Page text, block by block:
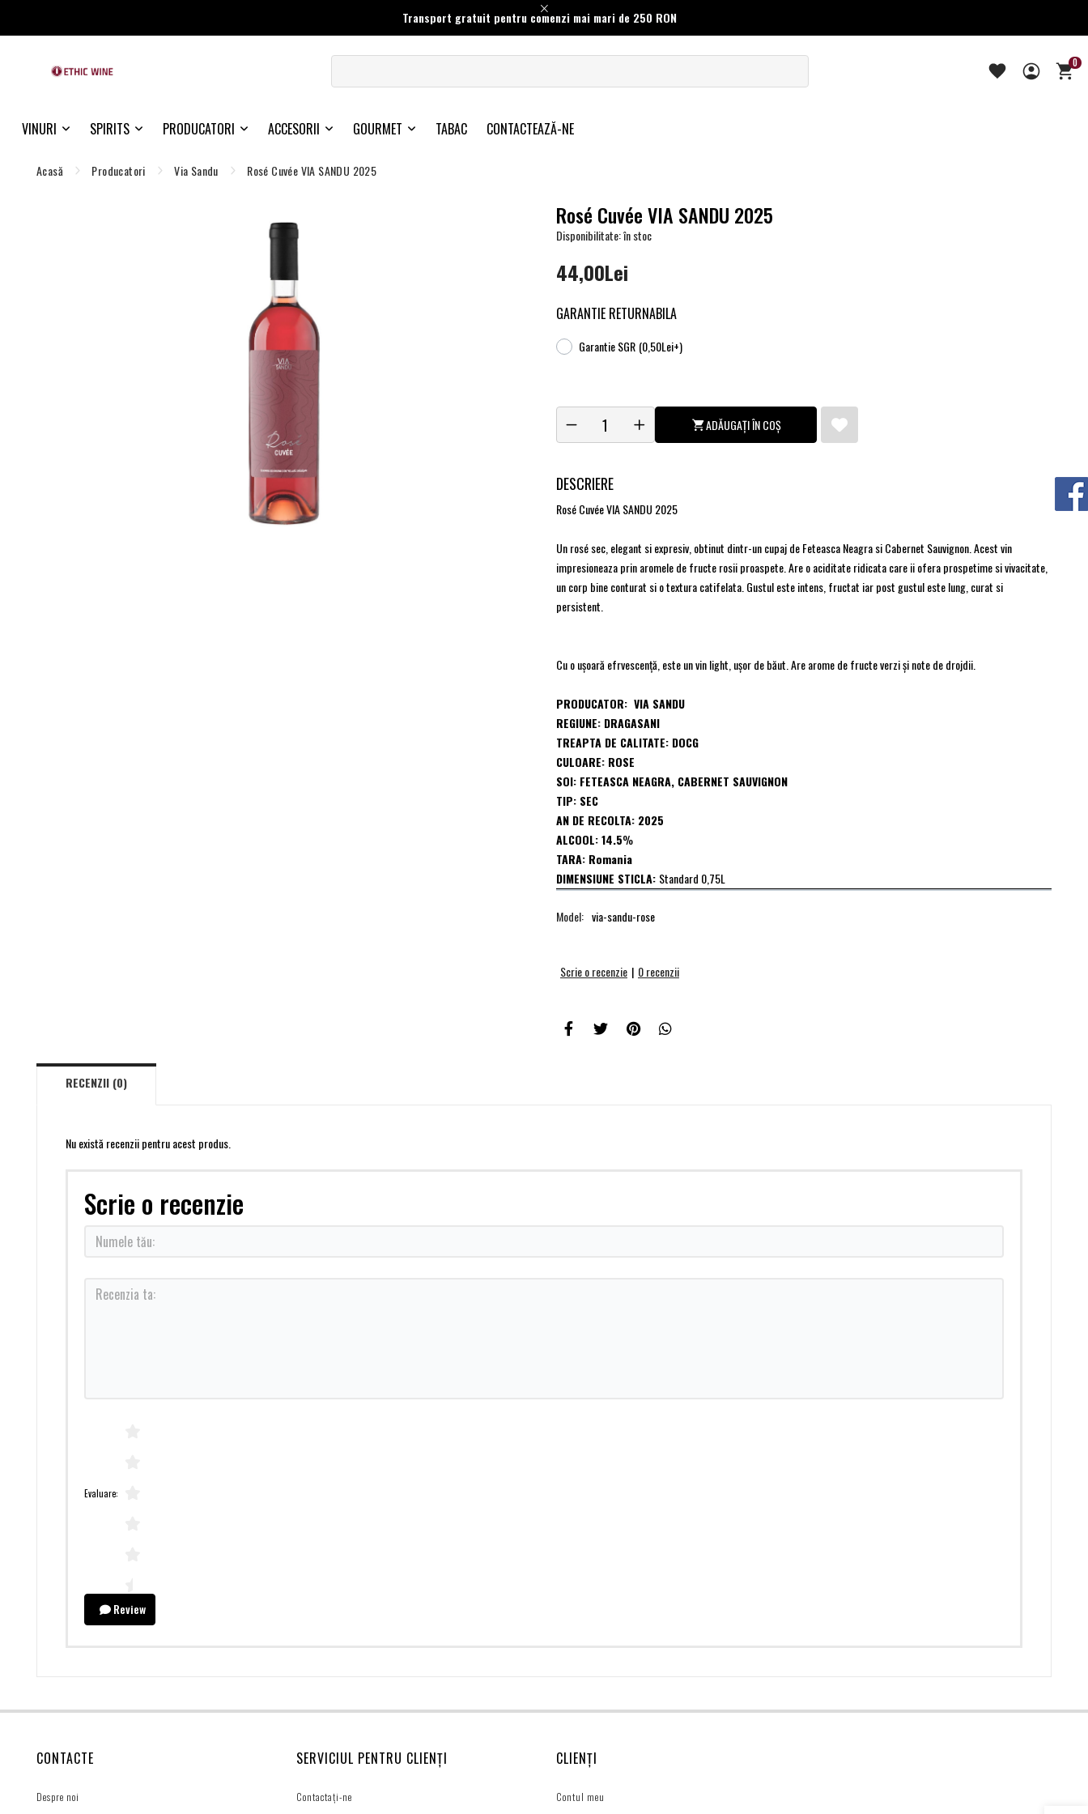
Transport gratuit pentru comenzi mai mari de 250 RON
0
VINURI SPIRITS PRODUCATORI ACCESORII GOURMET TABAC CONTACTEAZĂ-NE
Acasă Producatori Via Sandu Rosé Cuvée VIA SANDU 2025
Rosé Cuvée VIA SANDU 2025
Disponibilitate: în stoc
44,00Lei
GARANTIE RETURNABILA
Garantie SGR (0,50Lei+)
ADĂUGAȚI ÎN COȘ
DESCRIERE
Rosé Cuvée VIA SANDU 2025
Un rosé sec, elegant si expresiv, obtinut dintr-un cupaj de Feteasca Neagra si Cabernet Sauvignon. Acest vin
impresioneaza prin aromele de fructe rosii proaspete. Are o aciditate ridicata care ii ofera prospetime si vivacitate,
un corp bine conturat si o textura catifelata. Gustul este intens, fructat iar post gustul este lung, curat si
persistent.
Cu o ușoară efrvescență, este un vin light, ușor de băut. Are arome de fructe verzi și note de drojdii.
PRODUCATOR: VIA SANDU
REGIUNE: DRAGASANI
TREAPTA DE CALITATE: DOCG
CULOARE: ROSE
SOI: FETEASCA NEAGRA, CABERNET SAUVIGNON
TIP: SEC
AN DE RECOLTA: 2025
ALCOOL: 14.5%
TARA: Romania
DIMENSIUNE STICLA: Standard 0,75L
Model: via-sandu-rose
Scrie o recenzie | 0 recenzii
RECENZII (0)
Nu există recenzii pentru acest produs.
Scrie o recenzie
Evaluare:
Review
CONTACTE
Despre noi
SERVICIUL PENTRU CLIENȚI
Contactați-ne
CLIENȚI
Contul meu